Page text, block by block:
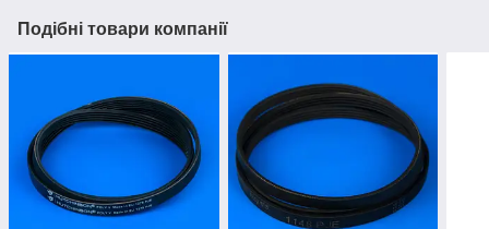
Подібні товари компанії